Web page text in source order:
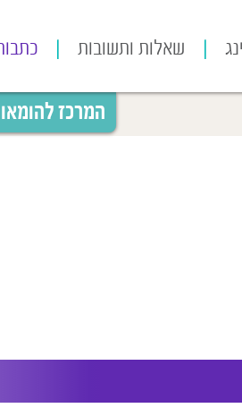
שאלות ותשובות
המרכז